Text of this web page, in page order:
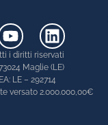
i diritti riservati
Maglie (LE)
LE – 292714
versato 2.000.000,00€